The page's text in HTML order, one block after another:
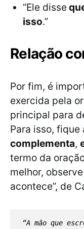
“Ele disse
isso.”
Relação
Por fim, é
exercida pela
principal para
Para isso,
complementa,
termo da
melhor,
acontece”, de
“A mão que